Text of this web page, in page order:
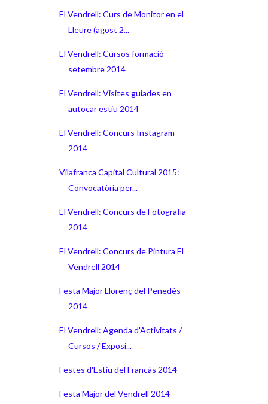
El Vendrell: Curs de Monitor en el
Lleure (agost 2...
El Vendrell: Cursos formació
setembre 2014
El Vendrell: Visites guiades en
autocar estiu 2014
El Vendrell: Concurs Instagram
2014
Vilafranca Capital Cultural 2015:
Convocatòria per...
El Vendrell: Concurs de Fotografia
2014
El Vendrell: Concurs de Pintura El
Vendrell 2014
Festa Major Llorenç del Penedès
2014
El Vendrell: Agenda d'Activitats /
Cursos / Exposi...
Festes d'Estiu del Francàs 2014
Festa Major del Vendrell 2014